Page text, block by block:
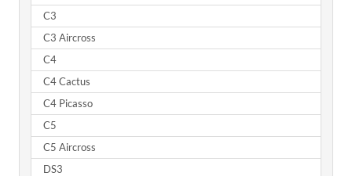
C3
C3 Aircross
C4
C4 Cactus
C4 Picasso
C5
C5 Aircross
DS3